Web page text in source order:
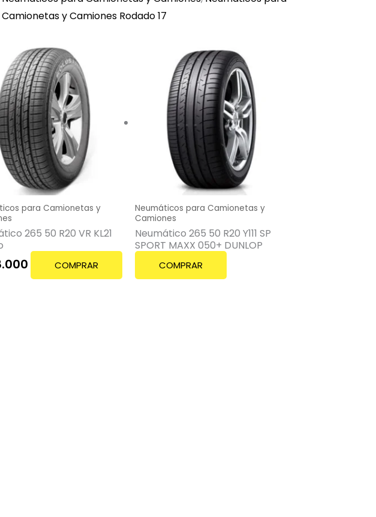
Camionetas y Camiones Rodado 17
para Camionetas y
265 50 R20 VR KL21
COMPRAR
Neumáticos para Camionetas y
Camiones
Neumático 265 50 R20 Y111 SP
SPORT MAXX 050+ DUNLOP
COMPRAR